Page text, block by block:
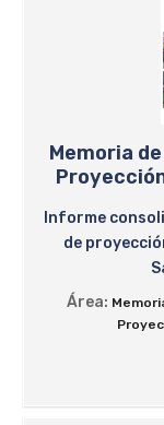
Memoria
Informe
de
Área: